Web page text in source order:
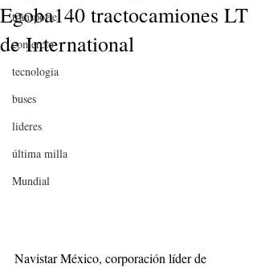
transporte
comercio
tecnologia
buses
lideres
última milla
Mundial
Egoba140 tractocamiones LT
de International
Navistar México, corporación líder de